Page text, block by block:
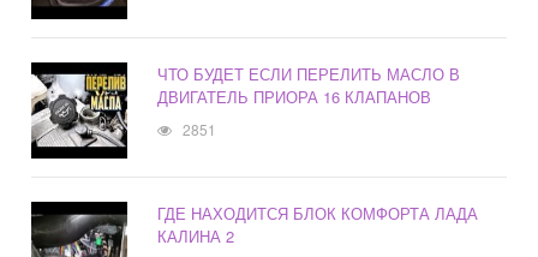
ЧТО БУДЕТ ЕСЛИ ПЕРЕЛИТЬ МАСЛО В
ДВИГАТЕЛЬ ПРИОРА 16 КЛАПАНОВ
2851
ГДЕ НАХОДИТСЯ БЛОК КОМФОРТА ЛАДА
КАЛИНА 2